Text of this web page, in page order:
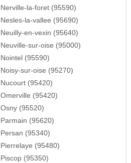
la-foret (95590)
la-vallee (95690)
en-vexin (95640)
sur-oise (95000)
(95590)
sur-oise (95270)
(95420)
(95420)
(95520)
(95620)
(95340)
(95480)
(95350)